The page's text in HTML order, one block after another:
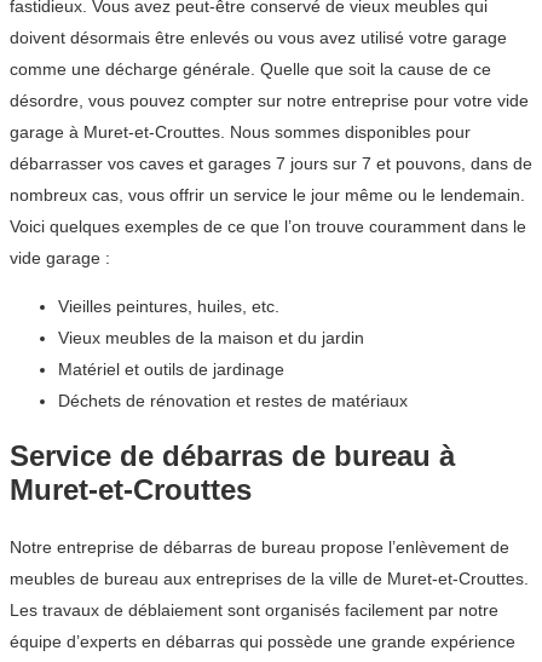
fastidieux. Vous avez peut-être conservé de vieux meubles qui
doivent désormais être enlevés ou vous avez utilisé votre garage
comme une décharge générale. Quelle que soit la cause de ce
désordre, vous pouvez compter sur notre entreprise pour votre vide
garage à Muret-et-Crouttes. Nous sommes disponibles pour
débarrasser vos caves et garages 7 jours sur 7 et pouvons, dans de
nombreux cas, vous offrir un service le jour même ou le lendemain.
Voici quelques exemples de ce que l’on trouve couramment dans le
vide garage :
Vieilles peintures, huiles, etc.
Vieux meubles de la maison et du jardin
Matériel et outils de jardinage
Déchets de rénovation et restes de matériaux
Service de débarras de bureau à
Muret-et-Crouttes
Notre entreprise de débarras de bureau propose l’enlèvement de
meubles de bureau aux entreprises de la ville de Muret-et-Crouttes.
Les travaux de déblaiement sont organisés facilement par notre
équipe d’experts en débarras qui possède une grande expérience